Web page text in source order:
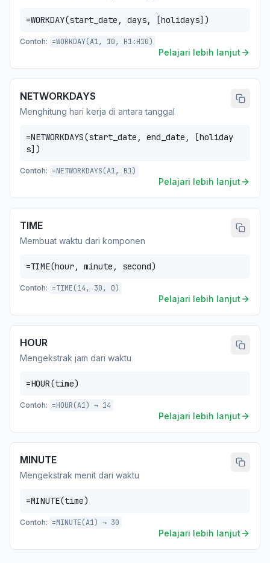
=WORKDAY(start_date, days, [holidays])
Contoh: =WORKDAY(A1, 10, H1:H10)
Pelajari lebih lanjut
NETWORKDAYS
Menghitung hari kerja di antara tanggal
=NETWORKDAYS(start_date, end_date, [holiday
s])
Contoh: =NETWORKDAYS(A1, B1)
Pelajari lebih lanjut
TIME
Membuat waktu dari komponen
=TIME(hour, minute, second)
Contoh: =TIME(14, 30, 0)
Pelajari lebih lanjut
HOUR
Mengekstrak jam dari waktu
=HOUR(time)
Contoh: =HOUR(A1) → 14
Pelajari lebih lanjut
MINUTE
Mengekstrak menit dari waktu
=MINUTE(time)
Contoh: =MINUTE(A1) → 30
Pelajari lebih lanjut